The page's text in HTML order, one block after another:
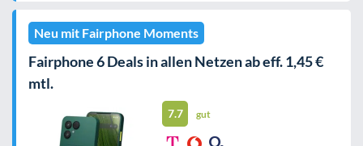
Neu mit Fairphone Moments
Fairphone 6 Deals in allen Netzen ab eff. 1,45 €
mtl.
7.7 gut